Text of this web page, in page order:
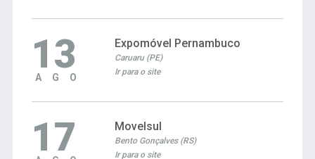
13
AGO
Expomóvel Pernambuco
Caruaru (PE)
Ir para o site
17 Movelsul
Bento Gonçalves (RS)
Ir para o site